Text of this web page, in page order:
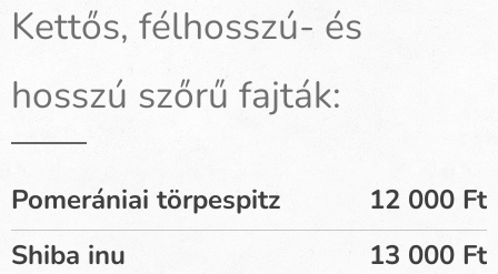
Kettős, félhosszú- és
hosszú szőrű fajták:
Pomerániai törpespitz
12 000 Ft
Shiba inu
13 000 Ft